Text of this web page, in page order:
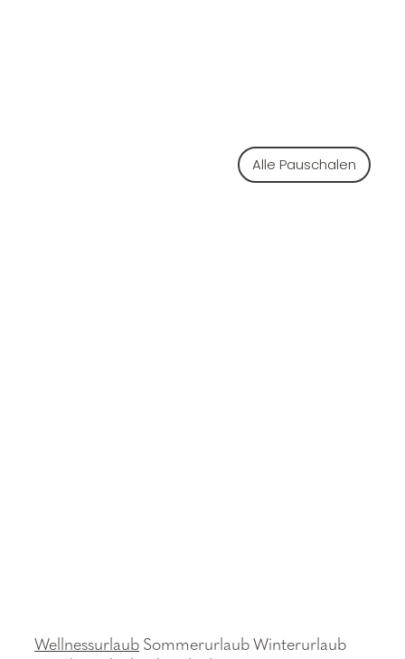
Alle Pauschalen
Wellnessurlaub SommerurlaubWinterurlaub